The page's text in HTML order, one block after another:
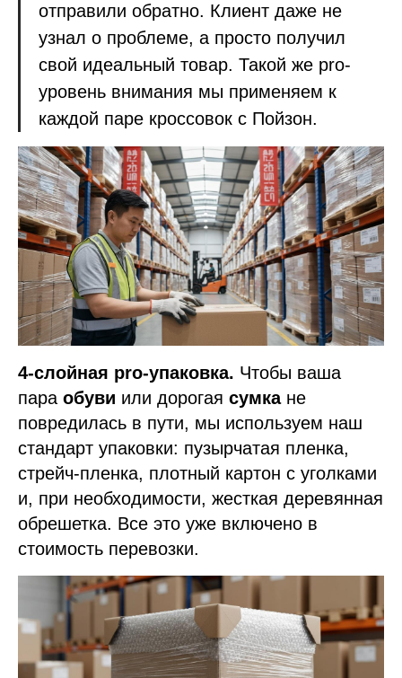
отправили обратно. Клиент даже не
узнал о проблеме, а просто получил
свой идеальный товар. Такой же pro-
уровень внимания мы применяем к
каждой паре кроссовок с Пойзон.
4-слойная pro-упаковка. Чтобы ваша
пара обуви или дорогая сумкане
повредилась в пути, мы используем наш
стандарт упаковки: пузырчатая пленка,
стрейч-пленка, плотный картон с уголками
и, при необходимости, жесткая деревянная
обрешетка. Все это уже включено в
стоимость перевозки.